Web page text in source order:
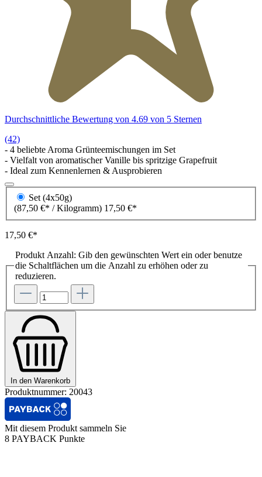
Durchschnittliche Bewertung von 4.69 von 5 Sternen
(42)
- 4 beliebte Aroma Grünteemischungen im Set
- Vielfalt von aromatischer Vanille bis spritzige Grapefruit
- Ideal zum Kennenlernen & Ausprobieren
Set (4x50g)
(87,50 €* / Kilogramm) 17,50 €*
17,50 €*
Produkt Anzahl: Gib den gewünschten Wert ein oder benutze
die Schaltflächen um die Anzahl zu erhöhen oder zu
reduzieren.
In den Warenkorb
Produktnummer: 20043
Mit diesem Produkt sammeln Sie
8 PAYBACK Punkte